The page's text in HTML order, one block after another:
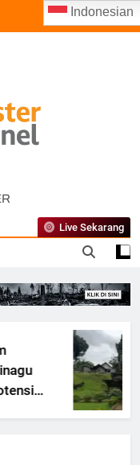
Live Sekarang
Indonesian